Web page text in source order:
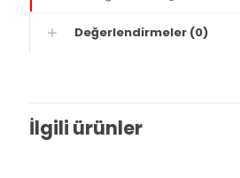
Değerlendirmeler (0)
İlgili ürünler